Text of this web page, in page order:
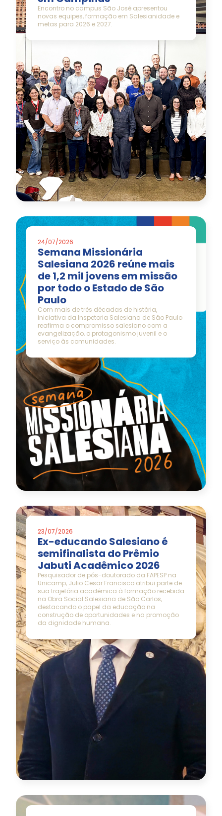
Encontro no campus São José apresentou
novas equipes, formação em Salesianidade e
metas para 2026 e 2027.
24/07/2026
Semana Missionária
Salesiana 2026 reúne mais
de 1,2 mil jovens em missão
por todo o Estado de São
Paulo
Com mais de três décadas de história,
iniciativa da Inspetoria Salesiana de São Paulo
reafirma o compromisso salesiano com a
evangelização, o protagonismo juvenil e o
serviço às comunidades.
23/07/2026
Ex-educando Salesiano é
semifinalista do Prêmio
Jabuti Acadêmico 2026
Pesquisador de pós-doutorado da FAPESP na
Unicamp, Julio Cesar Francisco atribui parte de
sua trajetória acadêmica à formação recebida
na Obra Social Salesiana de São Carlos,
destacando o papel da educação na
construção de oportunidades e na promoção
da dignidade humana.